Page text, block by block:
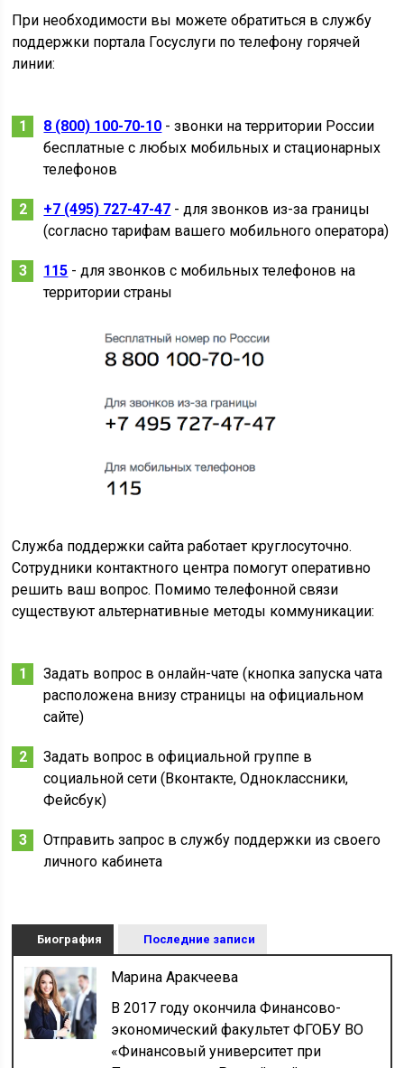
При необходимости вы можете обратиться в службу
поддержки портала Госуслуги по телефону горячей
линии:
8 (800) 100-70-10 - звонки на территории России
бесплатные с любых мобильных и стационарных
телефонов
+7 (495) 727-47-47 - для звонков из-за границы
(согласно тарифам вашего мобильного оператора)
115 - для звонков с мобильных телефонов на
территории страны
Служба поддержки сайта работает круглосуточно.
Сотрудники контактного центра помогут оперативно
решить ваш вопрос. Помимо телефонной связи
существуют альтернативные методы коммуникации:
Задать вопрос в онлайн-чате (кнопка запуска чата
расположена внизу страницы на официальном
сайте)
Задать вопрос в официальной группе в
социальной сети (Вконтакте, Одноклассники,
Фейсбук)
Отправить запрос в службу поддержки из своего
личного кабинета
Биография Последние записи
Марина Аракчеева
В 2017 году окончила Финансово-
экономический факультет ФГОБУ ВО
«Финансовый университет при